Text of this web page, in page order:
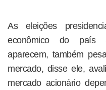
As eleições
econômico do país
aparecem, também
mercado, disse ele,
mercado acionário